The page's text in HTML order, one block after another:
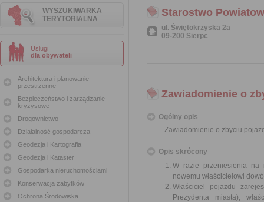
WYSZUKIWARKA
TERYTORIALNA
Usługi
dla obywateli
Architektura i planowanie
przestrzenne
Bezpieczeństwo i zarządzanie
kryzysowe
Drogownictwo
Działalność gospodarcza
Geodezja i Kartografia
Geodezja i Kataster
Gospodarka nieruchomościami
Konserwacja zabytków
Ochrona Środowiska
Starostwo
ul. Świętokrzyska 2a
09-200 Sierpc
Zawiadomienie o
Ogólny opis
Zawiadomienie o zbyciu
Opis skrócony
W razie przeniesienia na
nowemu właścicielowi
Właściciel pojazdu
Prezydenta miasta),